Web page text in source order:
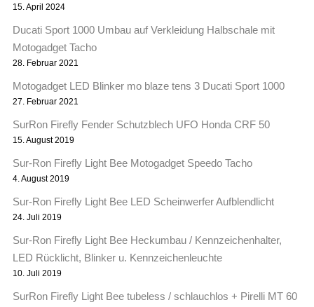
15. April 2024
Ducati Sport 1000 Umbau auf Verkleidung Halbschale mit
Motogadget Tacho
28. Februar 2021
Motogadget LED Blinker mo blaze tens 3 Ducati Sport 1000
27. Februar 2021
SurRon Firefly Fender Schutzblech UFO Honda CRF 50
15. August 2019
Sur-Ron Firefly Light Bee Motogadget Speedo Tacho
4. August 2019
Sur-Ron Firefly Light Bee LED Scheinwerfer Aufblendlicht
24. Juli 2019
Sur-Ron Firefly Light Bee Heckumbau / Kennzeichenhalter,
LED Rücklicht, Blinker u. Kennzeichenleuchte
10. Juli 2019
SurRon Firefly Light Bee tubeless / schlauchlos + Pirelli MT 60